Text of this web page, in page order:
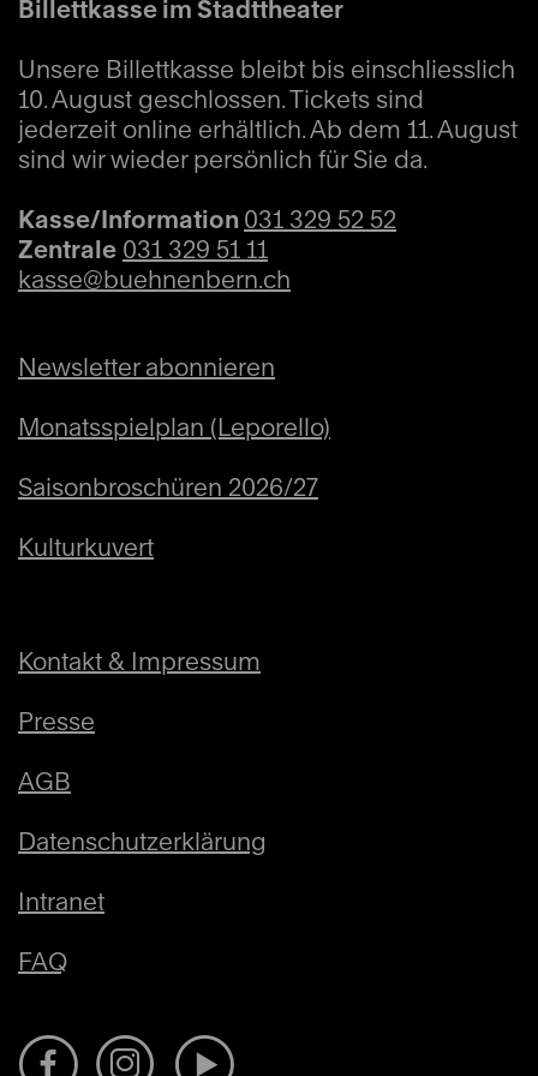
Billettkasse im Stadttheater
Unsere Billettkasse bleibt bis einschliesslich
10. August geschlossen. Tickets sind
jederzeit online erhältlich. Ab dem 11. August
sind wir wieder persönlich für Sie da.
Kasse/Information 031 329 52 52
Zentrale 031 329 51 11
kasse@buehnenbern.ch
Newsletter abonnieren
Monatsspielplan (Leporello)
Saisonbroschüren 2026/27
Kulturkuvert
Kontakt & Impressum
Presse
AGB
Datenschutzerklärung
Intranet
FAQ